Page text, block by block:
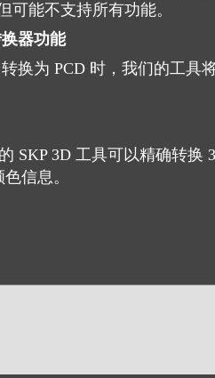
可能不支持所有功能。
器功能
转换为 PCD 时，我们的工具
SKP 3D 工具可以精确转换
信息。